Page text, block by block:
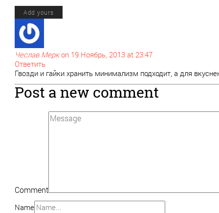
Add yours
Чеслав Мерк on 19 Ноябрь, 2013 at 23:47
Ответить
Гвозди и гайки хранить минимализм подходит, а для
Post a new comment
Comment
Name